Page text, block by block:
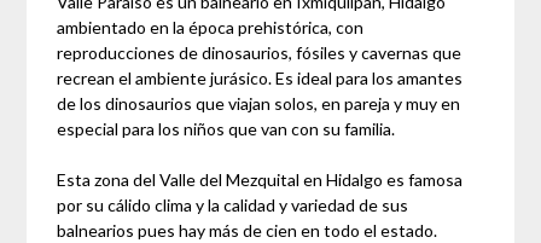
ambientado en la época prehistórica, con
reproducciones de dinosaurios, fósiles y cavernas que
recrean el ambiente jurásico. Es ideal para los amantes
de los dinosaurios que viajan solos, en pareja y muy en
especial para los niños que van con su familia.
Esta zona del Valle del Mezquital en Hidalgo es famosa
por su cálido clima y la calidad y variedad de sus
balnearios pues hay más de cien en todo el estado.